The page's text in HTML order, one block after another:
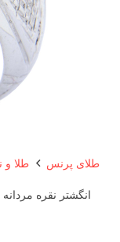
طلای پرنس طلا و
انگشتر نقره